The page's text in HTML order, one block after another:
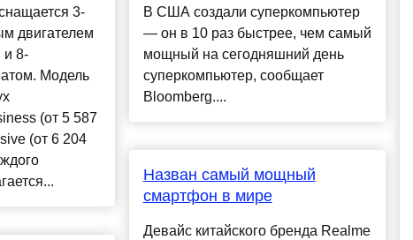
3-
двигателем
и 8-
Модель
(от 5 587
(от 6 204
В США создали суперкомпьютер
— он в 10 раз быстрее, чем самый
мощный на сегодняшний день
суперкомпьютер, сообщает
Bloomberg....
Назван самый мощный
смартфон в мире
Девайс китайского бренда Realme